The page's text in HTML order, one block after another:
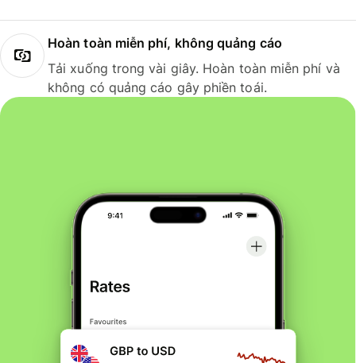
Hoàn toàn miễn phí, không quảng cáo
Tải xuống trong vài giây. Hoàn toàn miễn phí và
không có quảng cáo gây phiền toái.